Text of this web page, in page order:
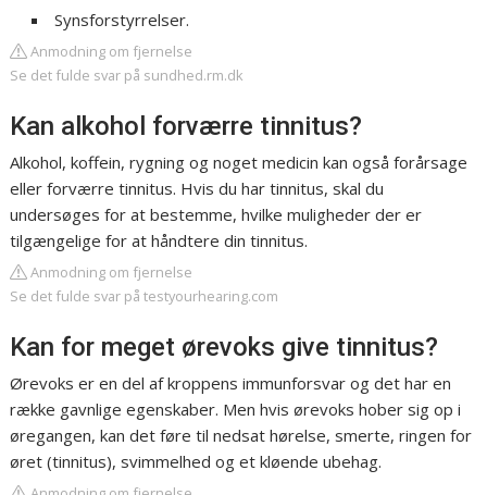
Synsforstyrrelser.
Anmodning om fjernelse
Se det fulde svar på sundhed.rm.dk
Kan alkohol forværre tinnitus?
Alkohol, koffein, rygning og noget medicin kan også forårsage
eller forværre tinnitus. Hvis du har tinnitus, skal du
undersøges for at bestemme, hvilke muligheder der er
tilgængelige for at håndtere din tinnitus.
Anmodning om fjernelse
Se det fulde svar på testyourhearing.com
Kan for meget ørevoks give tinnitus?
Ørevoks er en del af kroppens immunforsvar og det har en
række gavnlige egenskaber. Men hvis ørevoks hober sig op i
øregangen, kan det føre til nedsat hørelse, smerte, ringen for
øret (tinnitus), svimmelhed og et kløende ubehag.